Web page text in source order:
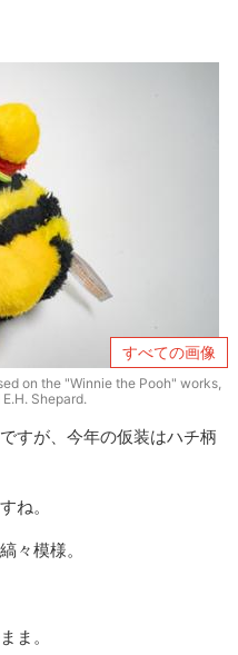
すべての画像
on the "Winnie the Pooh" works,
Shepard.
すが、今年の仮装はハチ柄
ね。
々模様。
ま。